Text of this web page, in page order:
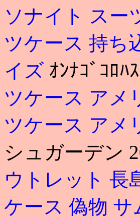
ソナイト スー
ツケース 持ち
イズ ｵﾝﾅｺﾞｺﾛ
ツケース アメ
ツケース アメ
シュガーデン
ウトレット 長
ケース 偽物 サ